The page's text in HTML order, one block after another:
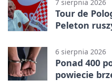
7 sierpnia 2026
Tour de
Peleton
6 sierpnia 2026
Ponad 400
powiecie